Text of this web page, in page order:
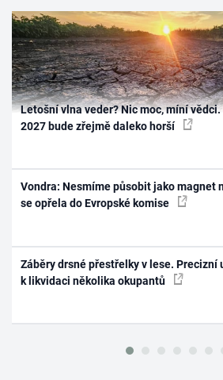
Letošní vlna veder? Nic moc, míní
2027 bude zřejmě daleko horší
Vondra: Nesmíme působit jako magnet
se opřela do Evropské komise
Záběry drsné přestřelky v lese. Precizní
k likvidaci několika okupantů